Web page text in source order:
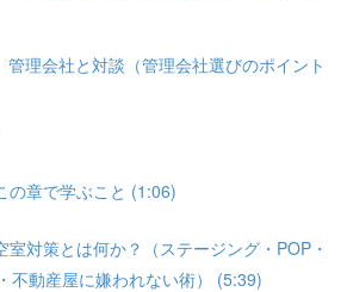
理会社と対談（管理会社選びのポイント
章で学ぶこと (1:06)
対策とは何か？（ステージング・POP・
不動産屋に嫌われない術） (5:39)